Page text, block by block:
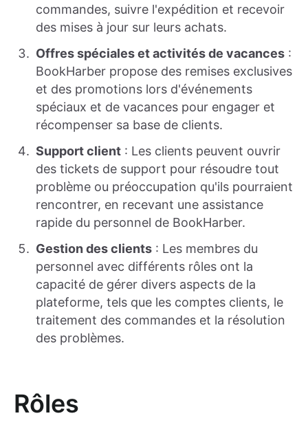
commandes, suivre l'expédition et recevoir
des mises à jour sur leurs achats.
Offres spéciales et activités de vacances :
BookHarber propose des remises exclusives
et des promotions lors d'événements
spéciaux et de vacances pour engager et
récompenser sa base de clients.
Support client : Les clients peuvent ouvrir
des tickets de support pour résoudre tout
problème ou préoccupation qu'ils pourraient
rencontrer, en recevant une assistance
rapide du personnel de BookHarber.
Gestion des clients : Les membres du
personnel avec différents rôles ont la
capacité de gérer divers aspects de la
plateforme, tels que les comptes clients, le
traitement des commandes et la résolution
des problèmes.
Rôles